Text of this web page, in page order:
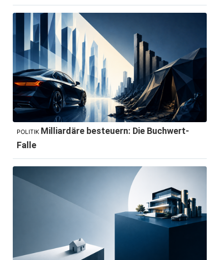
POLITIK Milliardäre besteuern: Die Buchwert-
Falle